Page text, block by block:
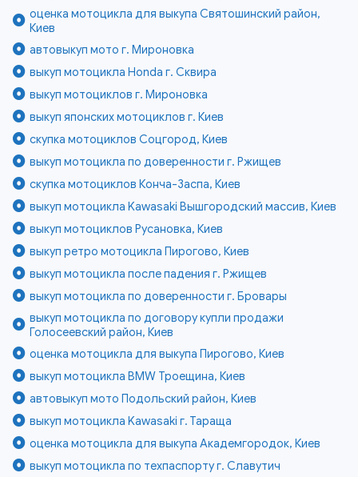
оценка мотоцикла для выкупа Святошинский район,
Киев
автовыкуп мото г. Мироновка
выкуп мотоцикла Honda г. Сквира
выкуп мотоциклов г. Мироновка
выкуп японских мотоциклов г. Киев
скупка мотоциклов Соцгород, Киев
выкуп мотоцикла по доверенности г. Ржищев
скупка мотоциклов Конча-Заспа, Киев
выкуп мотоцикла Kawasaki Вышгородский массив, Киев
выкуп мотоциклов Русановка, Киев
выкуп ретро мотоцикла Пирогово, Киев
выкуп мотоцикла после падения г. Ржищев
выкуп мотоцикла по доверенности г. Бровары
выкуп мотоцикла по договору купли продажи
Голосеевский район, Киев
оценка мотоцикла для выкупа Пирогово, Киев
выкуп мотоцикла BMW Троещина, Киев
автовыкуп мото Подольский район, Киев
выкуп мотоцикла Kawasaki г. Тараща
оценка мотоцикла для выкупа Академгородок, Киев
выкуп мотоцикла по техпаспорту г. Славутич